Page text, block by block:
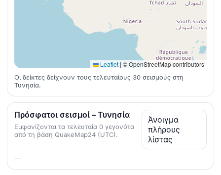
Leaflet | © OpenStreetMap contributors
Οι δείκτες δείχνουν τους τελευταίους 30 σεισμούς στη
Τυνησία.
Πρόσφατοι σεισμοί – Τυνησία
Εμφανίζονται τα τελευταία 0 γεγονότα
από τη βάση QuakeMap24 (UTC).
Άνοιγμα
πλήρους
λίστας
—